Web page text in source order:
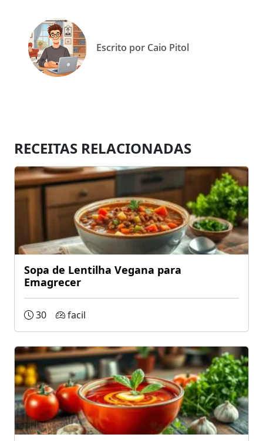
Escrito por Caio Pitol
RECEITAS RELACIONADAS
Sopa de Lentilha Vegana para
Emagrecer
30 facil